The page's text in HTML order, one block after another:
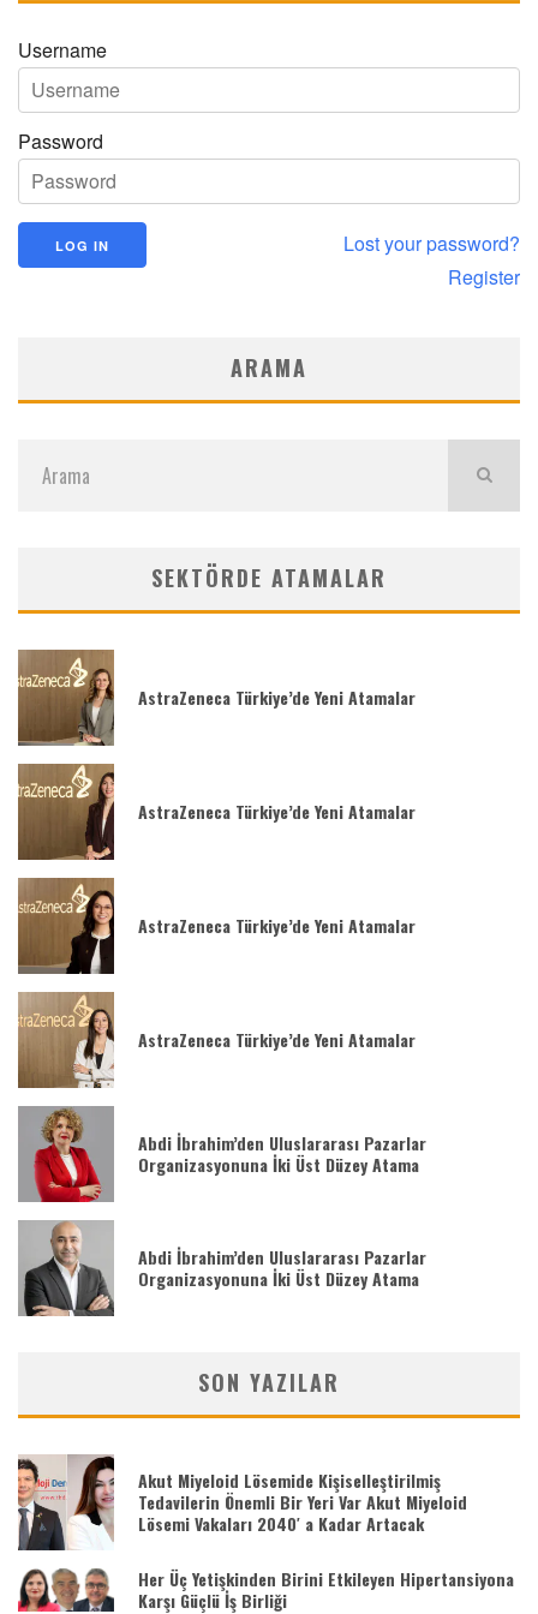
Username
Password
Lost your password?
Register
ARAMA
SEKTÖRDE ATAMALAR
AstraZeneca Türkiye’de Yeni Atamalar
AstraZeneca Türkiye’de Yeni Atamalar
AstraZeneca Türkiye’de Yeni Atamalar
AstraZeneca Türkiye’de Yeni Atamalar
Abdi İbrahim’den Uluslararası Pazarlar
Organizasyonuna İki Üst Düzey Atama
Abdi İbrahim’den Uluslararası Pazarlar
Organizasyonuna İki Üst Düzey Atama
SON YAZILAR
Akut Miyeloid Lösemide Kişiselleştirilmiş
Tedavilerin Önemli Bir Yeri Var Akut Miyeloid
Lösemi Vakaları 2040′ a Kadar Artacak
Her Üç Yetişkinden Birini Etkileyen Hipertansiyona
Karşı Güçlü İş Birliği